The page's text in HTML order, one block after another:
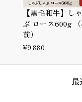
【黒毛和牛】し
ぶ ロース600g
前）
¥9,880
最